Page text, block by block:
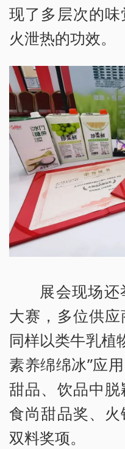
现了多层次的
火泄热的功效。
展会现场
大赛，多位供应
同样以类牛乳植
素养绵绵冰”应
甜品、饮品中
食尚甜品奖、
双料奖项。